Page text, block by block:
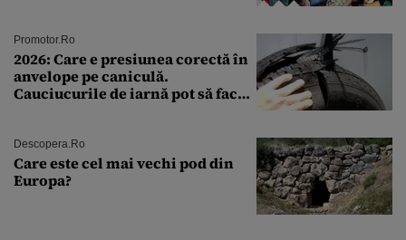
Promotor.ro
2026: Care e presiunea corectă în
anvelope pe caniculă.
Cauciucurile de iarnă pot să facă
Descopera.ro
Care este cel mai vechi pod din
Europa?